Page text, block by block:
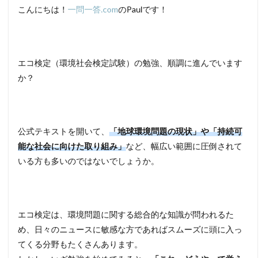
こんにちは！ 一問一答.comのPaulです！
エコ検定（環境社会検定試験）の勉強、順調に進んでいます
か？
公式テキストを開いて、 「地球環境問題の現状」や「持続可
能な社会に向けた取り組み」など、幅広い範囲に圧倒されて
いる方も多いのではないでしょうか。
エコ検定は、環境問題に関する総合的な知識が問われるた
め、日々のニュースに敏感な方であればスムーズに頭に入っ
てくる分野もたくさんあります。